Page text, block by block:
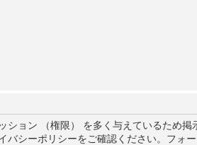
ション （権限） を多く与えているため掲
バシーポリシーをご確認ください。フォー